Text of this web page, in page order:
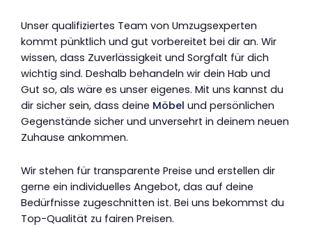
Unser qualifiziertes Team von Umzugsexperten
kommt pünktlich und gut vorbereitet bei dir an. Wir
wissen, dass Zuverlässigkeit und Sorgfalt für dich
wichtig sind. Deshalb behandeln wir dein Hab und
Gut so, als wäre es unser eigenes. Mit uns kannst du
dir sicher sein, dass deine Möbel und persönlichen
Gegenstände sicher und unversehrt in deinem neuen
Zuhause ankommen.
Wir stehen für transparente Preise und erstellen dir
gerne ein individuelles Angebot, das auf deine
Bedürfnisse zugeschnitten ist. Bei uns bekommst du
Top-Qualität zu fairen Preisen.